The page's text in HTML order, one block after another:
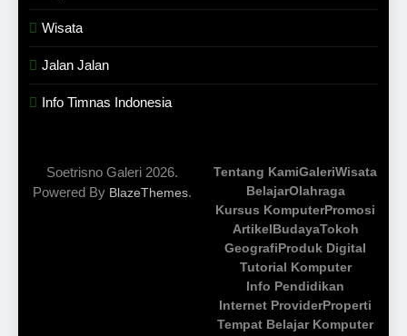
Wisata
Jalan Jalan
Info Timnas Indonesia
Soetrisno Galeri 2026.
Powered By BlazeThemes.
Tentang KamiGaleriWisata
BelajarOlahraga
Kursus KomputerPromosi
ArtikelBudayaTokoh
GeografiProduk Digital
Tutorial Komputer
Info Pendidikan
Internet ProviderProperti
Tempat Belajar Komputer